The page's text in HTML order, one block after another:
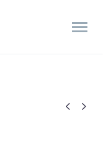
 